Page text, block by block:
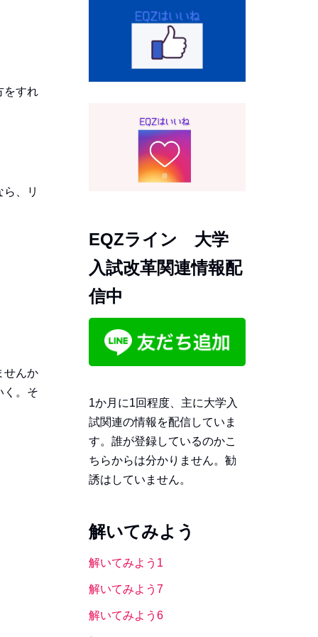
をすれ
、リ
せんか
く。そ
EQZライン 大学
入試改革関連情報配
信中
1か月に1回程度、主に大学入
試関連の情報を配信していま
す。誰が登録しているのかこ
ちらからは分かりません。勧
誘はしていません。
解いてみよう
解いてみよう1
解いてみよう7
解いてみよう6